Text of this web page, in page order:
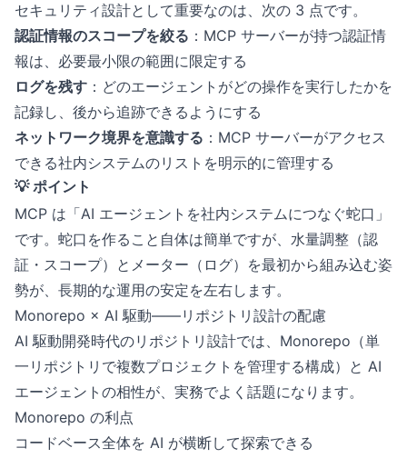
セキュリティ設計として重要なのは、次の 3 点です。
認証情報のスコープを絞る ：MCP サーバーが持つ認証情
報は、必要最小限の範囲に限定する
ログを残す ：どのエージェントがどの操作を実行したかを
記録し、後から追跡できるようにする
ネットワーク境界を意識する ：MCP サーバーがアクセス
できる社内システムのリストを明示的に管理する
💡 ポイント
MCP は「AI エージェントを社内システムにつなぐ蛇口」
です。蛇口を作ること自体は簡単ですが、水量調整（認
証・スコープ）とメーター（ログ）を最初から組み込む姿
勢が、長期的な運用の安定を左右します。
Monorepo × AI 駆動——リポジトリ設計の配慮
AI 駆動開発時代のリポジトリ設計では、Monorepo（単
一リポジトリで複数プロジェクトを管理する構成）と AI
エージェントの相性が、実務でよく話題になります。
Monorepo の利点
コードベース全体を AI が横断して探索できる